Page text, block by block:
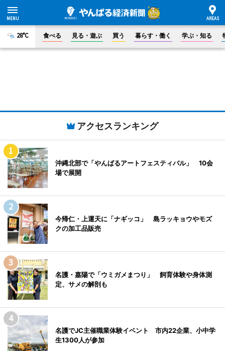
28°C 食べる 見る・遊ぶ 買う 暮らす・働く 学ぶ・知る
アクセスランキング
沖縄北部で「やんばるアートフェスティバル」 10会
場で展開
今帰仁・上運天に「ナギッコ」 島ラッキョウやモズ
クの加工品販売
名護・嘉陽で「ウミガメまつり」 飼育体験や身体測
定、サメの解剖も
名護でJC主催職業体験イベント 市内22企業、小中学
生1300人が参加